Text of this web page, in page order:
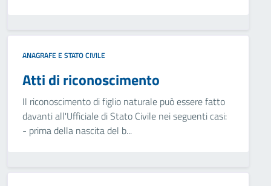
ANAGRAFE E STATO CIVILE
Atti di riconoscimento
Il riconoscimento di figlio naturale può essere fatto
davanti all'Ufficiale di Stato Civile nei seguenti casi:
- prima della nascita del b...